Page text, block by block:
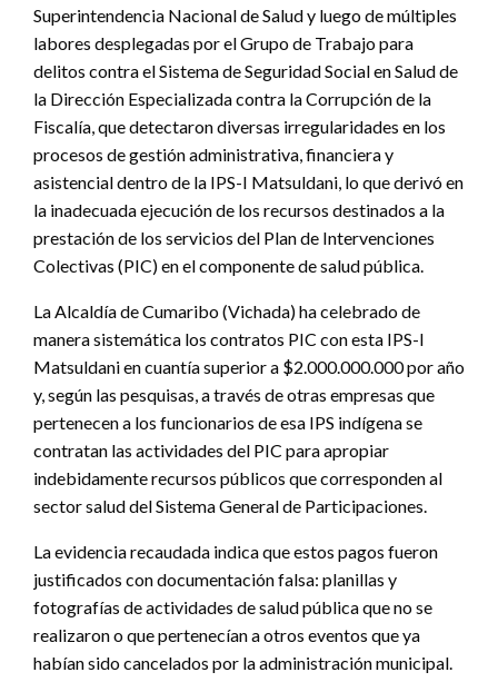
Superintendencia Nacional de Salud y luego de múltiples
labores desplegadas por el Grupo de Trabajo para
delitos contra el Sistema de Seguridad Social en Salud de
la Dirección Especializada contra la Corrupción de la
Fiscalía, que detectaron diversas irregularidades en los
procesos de gestión administrativa, financiera y
asistencial dentro de la IPS-I Matsuldani, lo que derivó en
la inadecuada ejecución de los recursos destinados a la
prestación de los servicios del Plan de Intervenciones
Colectivas (PIC) en el componente de salud pública.
La Alcaldía de Cumaribo (Vichada) ha celebrado de
manera sistemática los contratos PIC con esta IPS-I
Matsuldani en cuantía superior a $2.000.000.000 por año
y, según las pesquisas, a través de otras empresas que
pertenecen a los funcionarios de esa IPS indígena se
contratan las actividades del PIC para apropiar
indebidamente recursos públicos que corresponden al
sector salud del Sistema General de Participaciones.
La evidencia recaudada indica que estos pagos fueron
justificados con documentación falsa: planillas y
fotografías de actividades de salud pública que no se
realizaron o que pertenecían a otros eventos que ya
habían sido cancelados por la administración municipal.